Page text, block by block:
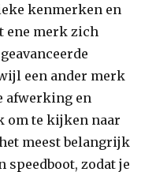
kenmerken en
ene merk zich
een ander merk
afwerking en
om te kijken naar
meest belangrijk
speedboot, zodat je